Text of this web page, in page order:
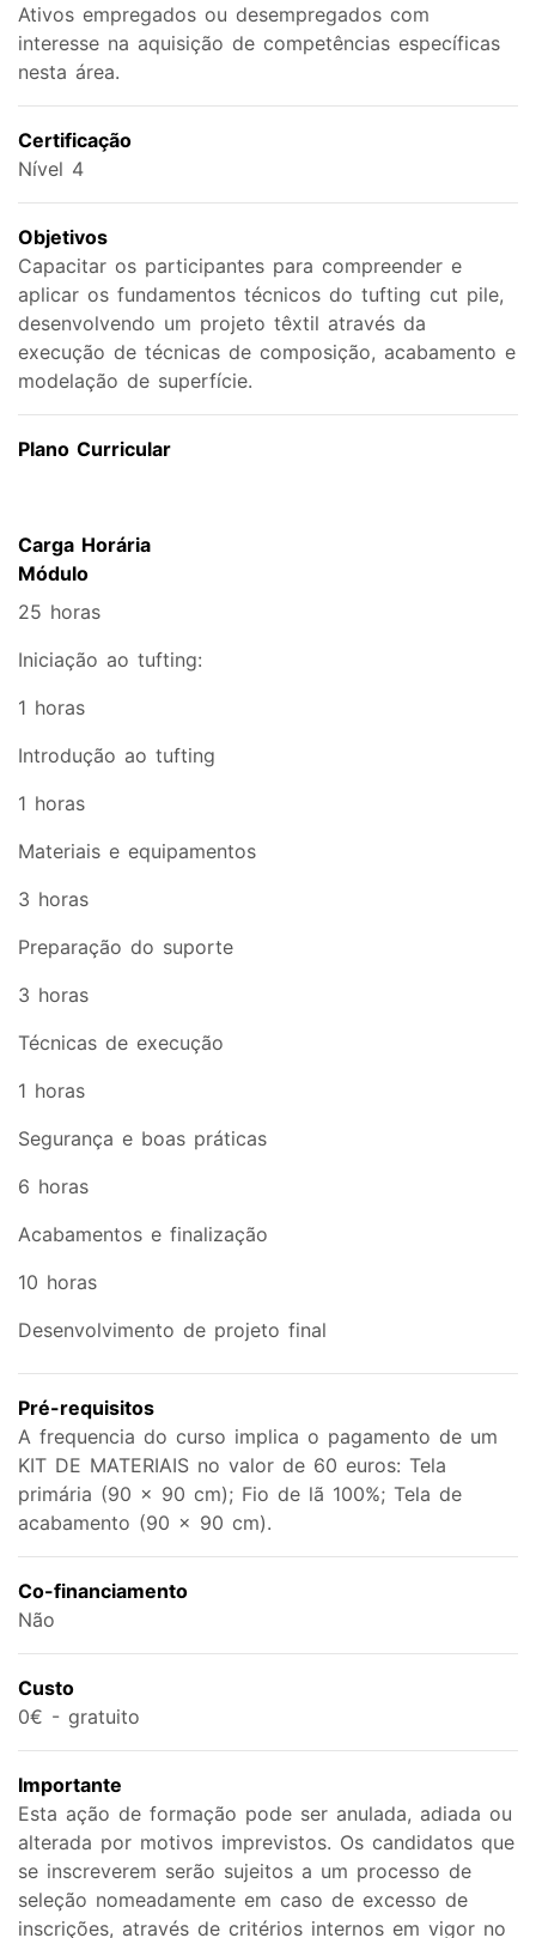
Ativos empregados ou desempregados com
interesse na aquisição de competências específicas
nesta área.
Certificação
Nível 4
Objetivos
Capacitar os participantes para compreender e
aplicar os fundamentos técnicos do tufting cut pile,
desenvolvendo um projeto têxtil através da
execução de técnicas de composição, acabamento e
modelação de superfície.
Plano Curricular
Carga Horária
Módulo
25 horas
Iniciação ao tufting:
1 horas
Introdução ao tufting
1 horas
Materiais e equipamentos
3 horas
Preparação do suporte
3 horas
Técnicas de execução
1 horas
Segurança e boas práticas
6 horas
Acabamentos e finalização
10 horas
Desenvolvimento de projeto final
Pré-requisitos
A frequencia do curso implica o pagamento de um
KIT DE MATERIAIS no valor de 60 euros: Tela
primária (90 × 90 cm); Fio de lã 100%; Tela de
acabamento (90 × 90 cm).
Co-financiamento
Não
Custo
0€ - gratuito
Importante
Esta ação de formação pode ser anulada, adiada ou
alterada por motivos imprevistos. Os candidatos que
se inscreverem serão sujeitos a um processo de
seleção nomeadamente em caso de excesso de
inscrições, através de critérios internos em vigor no